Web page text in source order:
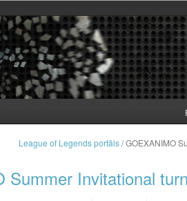
League of Legends portāls/ GOEXANIMO
Summer Invitational